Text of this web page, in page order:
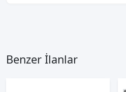
Benzer İlanlar